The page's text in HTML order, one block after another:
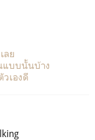
ลย
แบบนั้นบ้าง
วเองดี